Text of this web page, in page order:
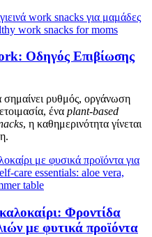
Οδηγός Επιβίωσης
σημαίνει ρυθμός, οργάνωση
ένα plant-based
, η καθημερινότητα γίνεται
Φροντίδα
με φυτικά προϊόντα